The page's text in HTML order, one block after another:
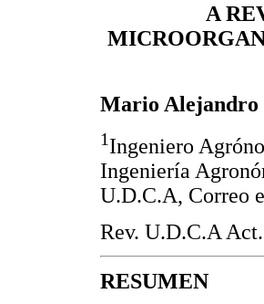
A
Mario Alejandro
1Ingeniero
Ingeniería
U.D.C.A, Correo
Rev. U.D.C.A
RESUMEN